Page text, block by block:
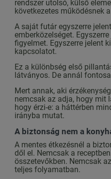
rendszer utolsó, külső
következetes működésnek
A saját futár egyszerre
emberközelséget.
figyelmet. Egyszerre jelent
kapcsolatot.
Ez a különbség első
látványos. De annál
Mert annak, aki
nemcsak az adja, hogy mit
hogy érzi-e: a háttérben
irányba mutat.
A biztonság nem a
A mentes étkezésnél a
dől el. Nemcsak a
összetevőkben. Nemcsak
teljes folyamatban.